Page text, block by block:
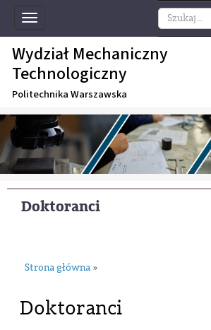
Toggle
navigation
Wydział Mechaniczny
Technologiczny
Politechnika Warszawska
Doktoranci
Strona główna »
Doktoranci